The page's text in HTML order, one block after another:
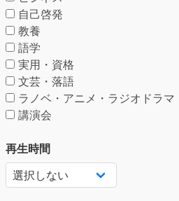
自己啓発
教養
語学
実用・資格
文芸・落語
ラノベ・アニメ・ラジオドラマ
講演会
再生時間